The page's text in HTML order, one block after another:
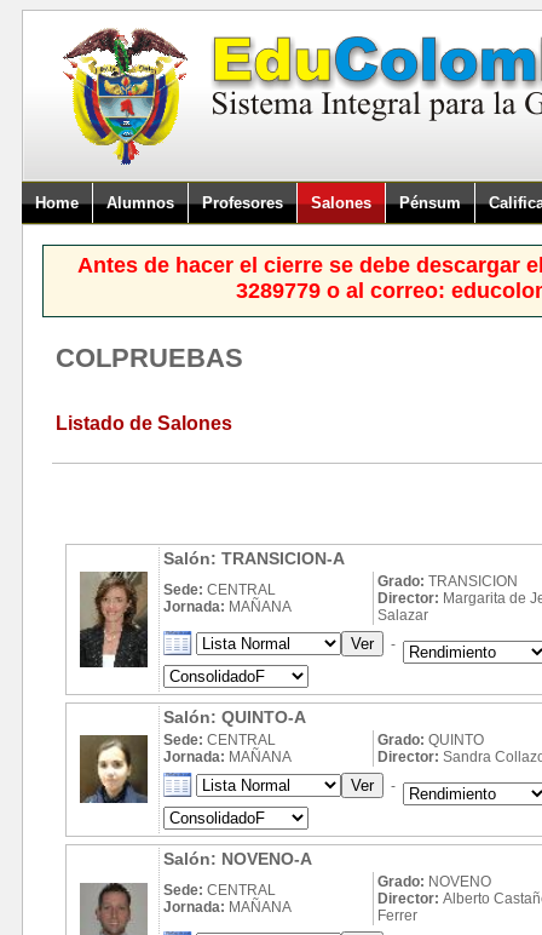
Home Alumnos Profesores Salones Pénsum
Antes de hacer el cierre se debe descargar
3289779 o al correo:
COLPRUEBAS
Listado de Salones
Salón: TRANSICION-A
Sede: CENTRAL
Jornada: MAÑANA
Grado: TRANSICION
Director: Margarita de
Salazar
-
Salón: QUINTO-A
Sede: CENTRAL
Jornada: MAÑANA
Grado: QUINTO
Director: Sandra
-
Salón: NOVENO-A
Sede: CENTRAL
Jornada: MAÑANA
Grado: NOVENO
Director: Alberto
Ferrer